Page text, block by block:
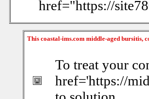
href="https://
This coastal-ims.com middle-aged bursitis,
To treat your
href='https://